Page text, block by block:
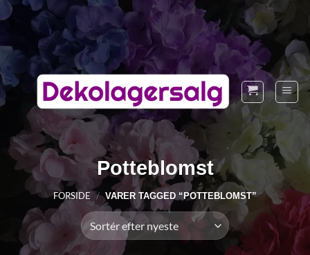
Fortsæt
indhold
Potteblomst
FORSIDE / VARER TAGGED “POTTEBLOMST”